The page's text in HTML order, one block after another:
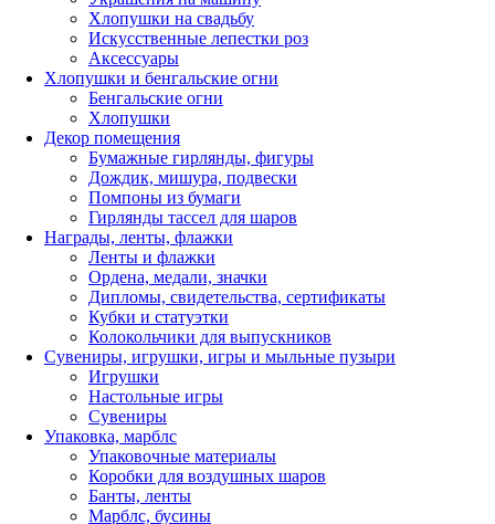
Хлопушки на свадьбу
Искусственные лепестки роз
Аксессуары
Хлопушки и бенгальские огни
Бенгальские огни
Хлопушки
Декор помещения
Бумажные гирлянды, фигуры
Дождик, мишура, подвески
Помпоны из бумаги
Гирлянды тассел для шаров
Награды, ленты, флажки
Ленты и флажки
Ордена, медали, значки
Дипломы, свидетельства, сертификаты
Кубки и статуэтки
Колокольчики для выпускников
Сувениры, игрушки, игры и мыльные пузыри
Игрушки
Настольные игры
Сувениры
Упаковка, марблс
Упаковочные материалы
Коробки для воздушных шаров
Банты, ленты
Марблс, бусины